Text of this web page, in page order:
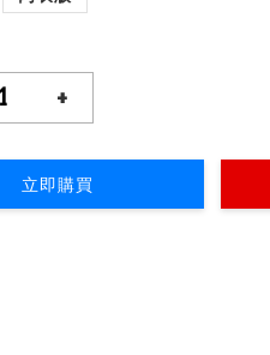
+
立即購買